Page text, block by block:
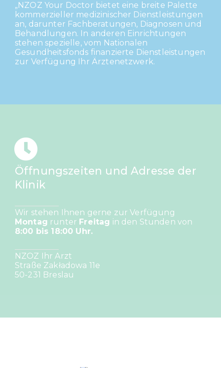
„NZOZ Your Doctor bietet eine breite Palette
kommerzieller medizinischer Dienstleistungen
an, darunter Fachberatungen, Diagnosen und
Behandlungen. In anderen Einrichtungen
stehen spezielle, vom Nationalen
Gesundheitsfonds finanzierte Dienstleistungen
zur Verfügung
Ihr Ärztenetzwerk.
Öffnungszeiten und Adresse der
Klinik
Wir stehen Ihnen gerne zur Verfügung
Montag runter Freitag in den Stunden von
8:00 bis 18:00 Uhr.
NZOZ Ihr Arzt
Straße Zakładowa 11e
50-231 Breslau